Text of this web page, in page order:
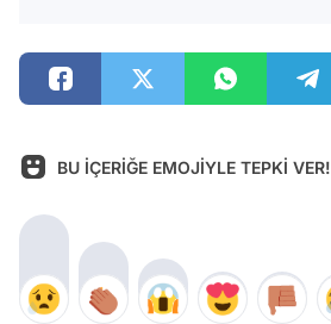
BU İÇERİĞE EMOJİYLE TEPKİ VER!